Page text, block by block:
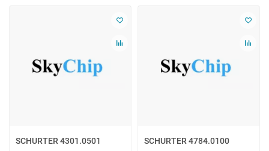
SCHURTER 4301.0501 SCHURTER 4784.0100